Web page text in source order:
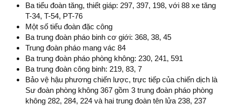
Ba tiểu đoàn tăng, thiết giáp: 297, 397, 198, với 88 xe tăng
T-34, T-54, PT-76
Một số tiểu đoàn đặc công
Ba trung đoàn pháo binh cơ giới: 368, 38, 45
Trung đoàn pháo mang vác 84
Ba trung đoàn pháo phòng không: 230, 241, 591
Ba trung đoàn công binh: 219, 83, 7
Bảo vệ hậu phương chiến lược, trực tiếp của chiến dịch là
Sư đoàn phòng không 367 gồm 3 trung đoàn pháo phòng
không 282, 284, 224 và hai trung đoàn tên lửa 238, 237